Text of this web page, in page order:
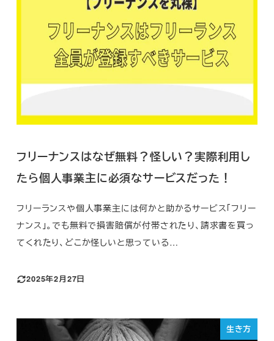
フリーナンスはなぜ無料？怪しい？実際利用し
たら個人事業主に必須なサービスだった！
フリーランスや個人事業主には何かと助かるサービス「フリー
ナンス」。でも無料で損害賠償が付帯されたり、請求書を買っ
てくれたり、どこか怪しいと思っている…
2025年2月27日
生き方